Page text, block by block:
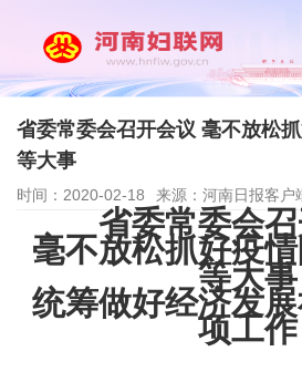
省委常委会召开会议 毫不放松
等大事
时间：2020-02-18 来源：河南日报客户
省委常委会
毫不放松抓好疫
等大事
统筹做好经济发
项工作